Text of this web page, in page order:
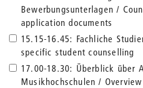
Bewerbungsunterlagen /
application documents
15.15-16.45: Fachliche
specific student counselling
17.00-18.30: Überblick über
Musikhochschulen /